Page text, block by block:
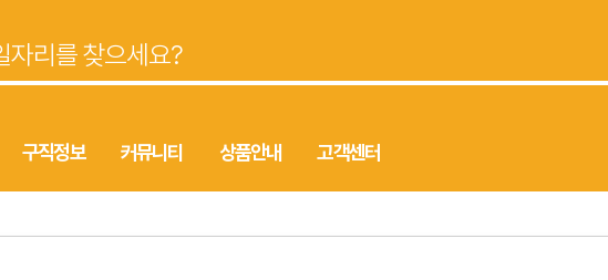
구직정보 커뮤니티 상품안내 고객센터